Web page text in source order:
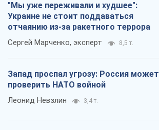
"Мы уже переживали и худшее":
Украине не стоит поддаваться
отчаянию из-за ракетного террора
Сергей Марченко, эксперт 8,5 т.
Запад проспал угрозу: Россия может
проверить НАТО войной
Леонид Невзлин 3,4 т.